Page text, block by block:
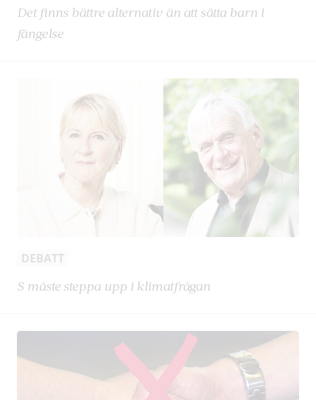
Det finns bättre alternativ än att sätta barn i
fängelse
DEBATT
S måste steppa upp i klimatfrågan